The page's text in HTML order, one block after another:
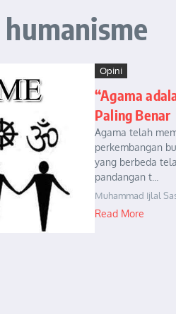
Opini
“Agama
Paling Benar
Agama telah
perkembangan
yang berbeda
pandangan t...
Muhammad Ijlal
Read More